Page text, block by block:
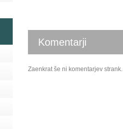
Komentarji
Zaenkrat še ni komentarjev strank.